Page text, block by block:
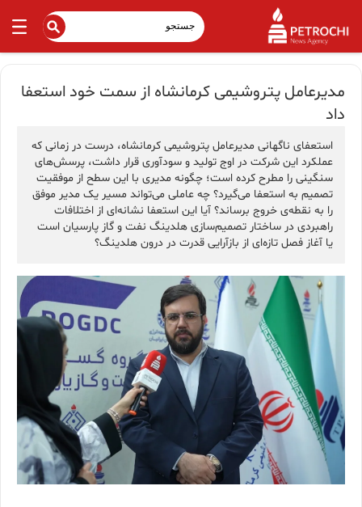
مدیرعامل پتروشیمی کرمانشاه از سمت خود استعفا
داد
استعفای ناگهانی مدیرعامل پتروشیمی کرمانشاه، درست در زمانی که
عملکرد این شرکت در اوج تولید و سودآوری قرار داشت، پرسش‌های
سنگینی را مطرح کرده است؛ چگونه مدیری با این سطح از موفقیت
تصمیم به استعفا می‌گیرد؟ چه عاملی می‌تواند مسیر یک مدیر موفق
را به نقطه‌ی خروج برساند؟ آیا این استعفا نشانه‌ای از اختلافات
راهبردی در ساختار تصمیم‌سازی هلدینگ نفت و گاز پارسیان است
یا آغاز فصل تازه‌ای از بازآرایی قدرت در درون هلدینگ؟